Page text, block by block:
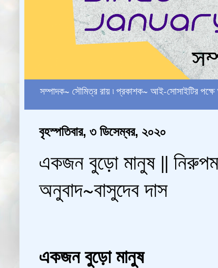
সম্পাদক~ সৌমিত্র রায় ৷ প্রকাশক~ আই-সোসাইটির
বৃহস্পতিবার, ৩ ডিসেম্বর, ২০২০
একজন বুড়ো মানুষ ||
অনুবাদ~বাসুদেব দাস
একজন বুড়ো মানুষ